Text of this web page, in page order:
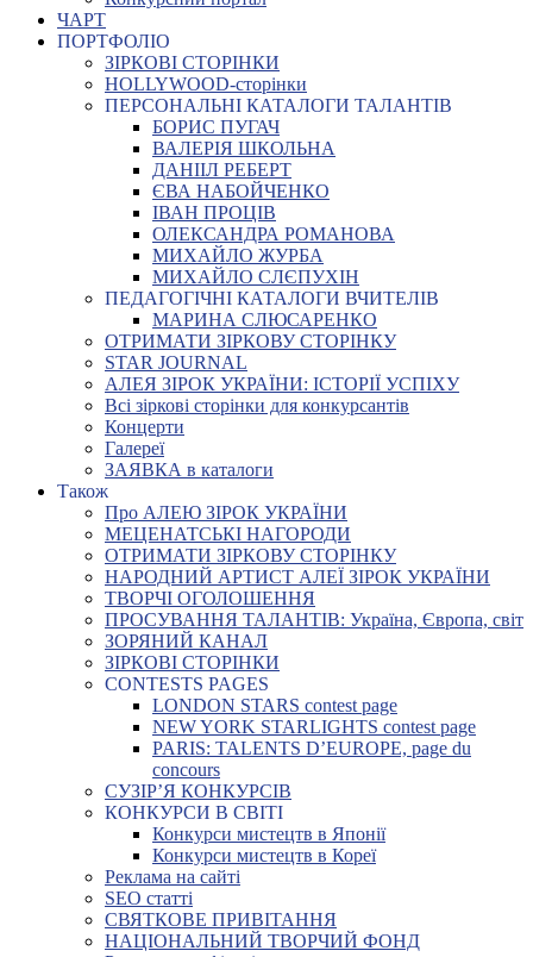
ЧАРТ
ПОРТФОЛІО
ЗІРКОВІ СТОРІНКИ
HOLLYWOOD-сторінки
ПЕРСОНАЛЬНІ КАТАЛОГИ ТАЛАНТІВ
БОРИС ПУГАЧ
ВАЛЕРІЯ ШКОЛЬНА
ДАНІІЛ РЕБЕРТ
ЄВА НАБОЙЧЕНКО
ІВАН ПРОЦІВ
ОЛЕКСАНДРА РОМАНОВА
МИХАЙЛО ЖУРБА
МИХАЙЛО СЛЄПУХІН
ПЕДАГОГІЧНІ КАТАЛОГИ ВЧИТЕЛІВ
МАРИНА СЛЮСАРЕНКО
ОТРИМАТИ ЗІРКОВУ СТОРІНКУ
STAR JOURNAL
АЛЕЯ ЗІРОК УКРАЇНИ: ІСТОРІЇ УСПІХУ
Всі зіркові сторінки для конкурсантів
Концерти
Галереї
ЗАЯВКА в каталоги
Також
Про АЛЕЮ ЗІРОК УКРАЇНИ
МЕЦЕНАТСЬКІ НАГОРОДИ
ОТРИМАТИ ЗІРКОВУ СТОРІНКУ
НАРОДНИЙ АРТИСТ АЛЕЇ ЗІРОК УКРАЇНИ
ТВОРЧІ ОГОЛОШЕННЯ
ПРОСУВАННЯ ТАЛАНТІВ: Україна, Європа, світ
ЗОРЯНИЙ КАНАЛ
ЗІРКОВІ СТОРІНКИ
CONTESTS PAGES
LONDON STARS contest page
NEW YORK STARLIGHTS contest page
PARIS: TALENTS D’EUROPE, page du
concours
СУЗІР’Я КОНКУРСІВ
КОНКУРСИ В СВІТІ
Конкурси мистецтв в Японії
Конкурси мистецтв в Кореї
Реклама на сайті
SEO статті
СВЯТКОВЕ ПРИВІТАННЯ
НАЦІОНАЛЬНИЙ ТВОРЧИЙ ФОНД